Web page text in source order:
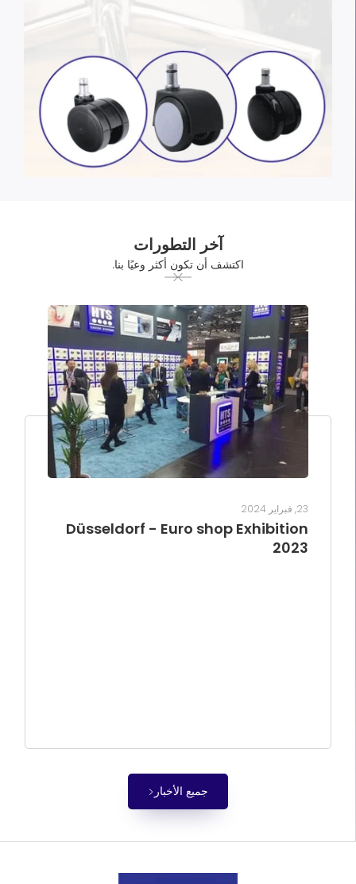
آخر التطورات
اكتشف أن تكون أكثر وعيًا بنا.
23, فبراير 2024
Düsseldorf - Euro shop Exhibition
2023
جميع الأخبار